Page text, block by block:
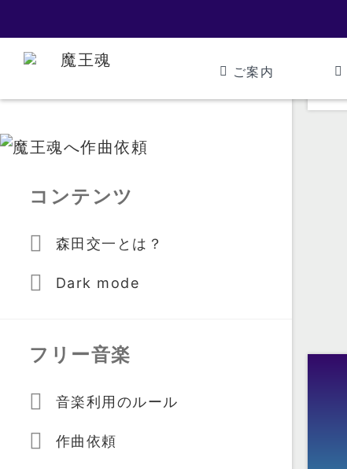
ご案内
コンテンツ
森田交一とは？
Dark mode
フリー音楽
音楽利用のルール
作曲依頼